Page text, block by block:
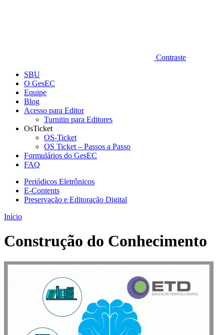
Contraste
SBU
O GesEC
Equipe
Blog
Acesso para Editor
Turnitin para Editores
OsTicket
OS-Ticket
OS Ticket – Passos a Passo
Formulários do GesEC
FAQ
Periódicos Eletrônicos
E-Contents
Preservação e Editoração Digital
Início
Construção do Conhecimento